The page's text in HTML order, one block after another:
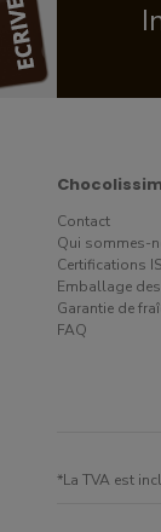
Contact
Qui sommes-
Certifications
Emballage
Garantie de
FAQ
*La TVA est